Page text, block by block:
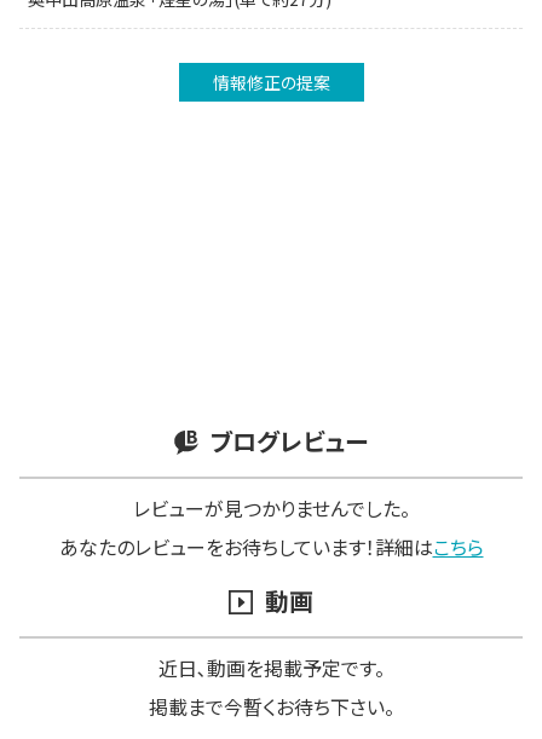
情報修正の提案
ブログレビュー
レビューが見つかりませんでした。
あなたのレビューをお待ちしています！詳細はこちら
動画
近日､動画を掲載予定です。
掲載まで今暫くお待ち下さい。